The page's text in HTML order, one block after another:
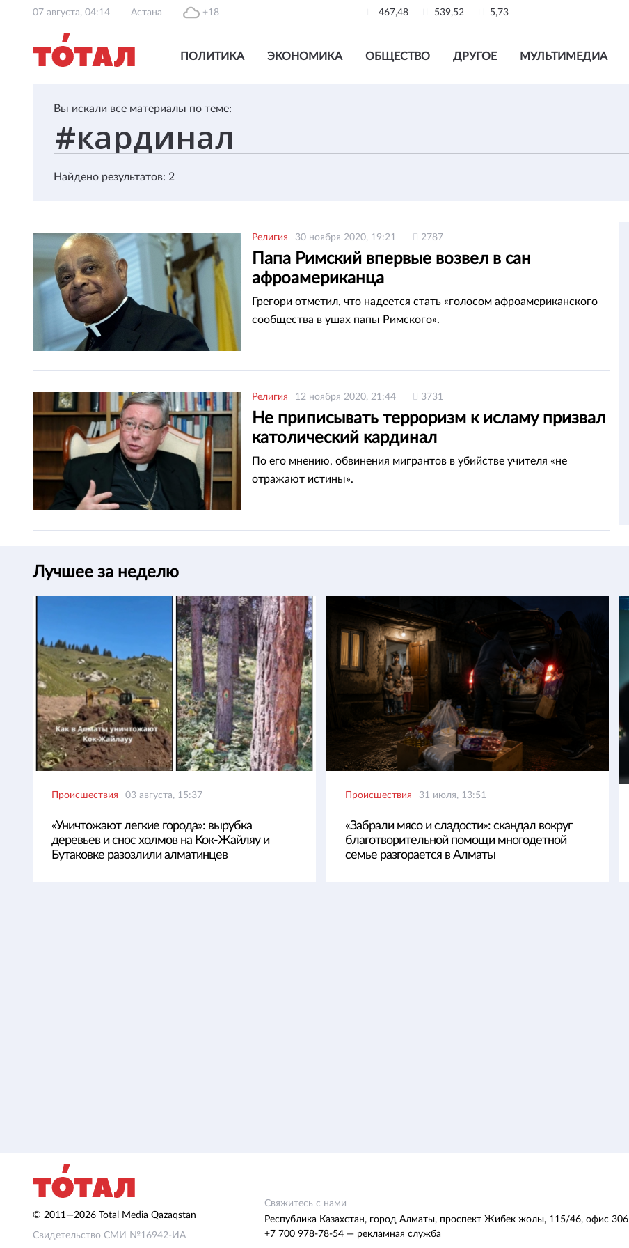
07 августа, 04:14 Астана +18 467,48 539,52 5,73
ПОЛИТИКА ЭКОНОМИКА ОБЩЕСТВО ДРУГОЕ МУЛЬТИМЕДИА
Вы искали все материалы по теме:
Найдено результатов: 2
Религия 30 ноября 2020, 19:21 2787
Папа Римский впервые возвел в сан
афроамериканца
Грегори отметил, что надеется стать «голосом афроамериканского
сообщества в ушах папы Римского».
Религия 12 ноября 2020, 21:44 3731
Не приписывать терроризм к исламу призвал
католический кардинал
По его мнению, обвинения мигрантов в убийстве учителя «не
отражают истины».
Лучшее за неделю
Происшествия 03 августа, 15:37
«Уничтожают легкие города»: вырубка
деревьев и снос холмов на Кок-Жайляу и
Бутаковке разозлили алматинцев
Происшествия 31 июля, 13:51
«Забрали мясо и сладости»: скандал вокруг
благотворительной помощи многодетной
семье разгорается в Алматы
© 2011—2026 Total Media Qazaqstan
Свидетельство СМИ №16942-ИА
Свяжитесь с нами
Республика Казахстан, город Алматы, проспект Жибек жолы, 115/46, офис 306
+7 700 978-78-54 — рекламная служба